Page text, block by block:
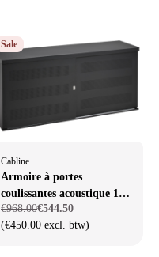
Sale
Cabline
Armoire à portes
coulissantes acoustique 120
x 165 x 45 cm
€968.00€544.50
(€450.00 excl. btw)